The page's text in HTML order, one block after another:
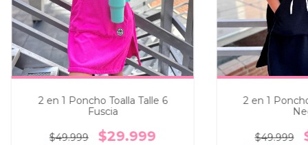
2 en 1 Poncho Toalla Talle 6
Fuscia
$49.999 $29.999
2 en 1
$49.999